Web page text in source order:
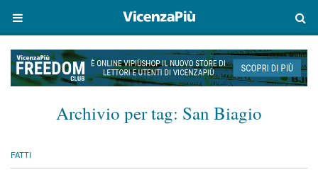
Archivio per tag: San Biagio
FATTI